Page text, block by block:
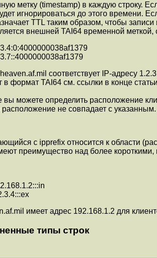
метку (timestamp) в каждую строку.
игнорироваться до этого
TTL таким образом, чтобы
внешней TAI64 временной
соответствует IP-адресу
в формат TAI64 см. ссылки в конце
можете определить расположение
расположение не совпадает с
с ipprefix относится к области
преимущество над более короткими,
имеет адрес 192.168.1.2 для
типы строк